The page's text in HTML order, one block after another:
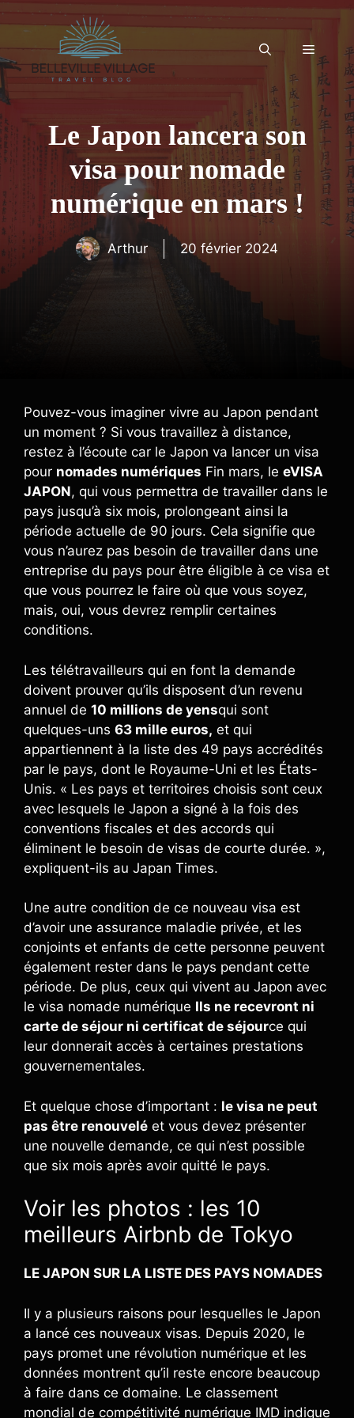
Aller
au
contenu
Menu
Le Japon lancera son
visa pour nomade
numérique en mars !
Arthur 20 février 2024
Pouvez-vous imaginer vivre au Japon pendant
un moment ? Si vous travaillez à distance,
restez à l’écoute car le Japon va lancer un visa
pour nomades numériques Fin mars, le eVISA
JAPON, qui vous permettra de travailler dans le
pays jusqu’à six mois, prolongeant ainsi la
période actuelle de 90 jours. Cela signifie que
vous n’aurez pas besoin de travailler dans une
entreprise du pays pour être éligible à ce visa et
que vous pourrez le faire où que vous soyez,
mais, oui, vous devrez remplir certaines
conditions.
Les télétravailleurs qui en font la demande
doivent prouver qu’ils disposent d’un revenu
annuel de 10 millions de yensqui sont
quelques-uns 63 mille euros, et qui
appartiennent à la liste des 49 pays accrédités
par le pays, dont le Royaume-Uni et les États-
Unis. « Les pays et territoires choisis sont ceux
avec lesquels le Japon a signé à la fois des
conventions fiscales et des accords qui
éliminent le besoin de visas de courte durée. »,
expliquent-ils au Japan Times.
Une autre condition de ce nouveau visa est
d’avoir une assurance maladie privée, et les
conjoints et enfants de cette personne peuvent
également rester dans le pays pendant cette
période. De plus, ceux qui vivent au Japon avec
le visa nomade numérique Ils ne recevront ni
carte de séjour ni certificat de séjource qui
leur donnerait accès à certaines prestations
gouvernementales.
Et quelque chose d’important : le visa ne peut
pas être renouvelé et vous devez présenter
une nouvelle demande, ce qui n’est possible
que six mois après avoir quitté le pays.
Voir les photos : les 10
meilleurs Airbnb de Tokyo
LE JAPON SUR LA LISTE DES PAYS NOMADES
Il y a plusieurs raisons pour lesquelles le Japon
a lancé ces nouveaux visas. Depuis 2020, le
pays promet une révolution numérique et les
données montrent qu’il reste encore beaucoup
à faire dans ce domaine. Le classement
mondial de compétitivité numérique IMD indique